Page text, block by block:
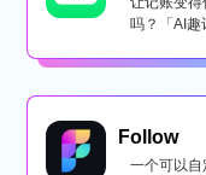
吗？「AI趣
Follow
一个可以